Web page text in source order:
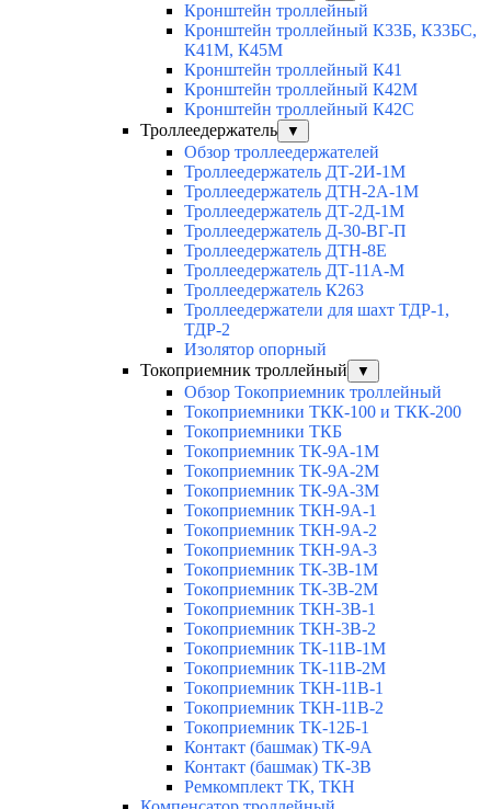
Кронштейн троллейный
Кронштейн троллейный К33Б, К33БС,
К41М, К45М
Кронштейн троллейный К41
Кронштейн троллейный К42М
Кронштейн троллейный К42С
Троллеедержатель
▼
Обзор троллеедержателей
Троллеедержатель ДТ-2И-1М
Троллеедержатель ДТН-2А-1М
Троллеедержатель ДТ-2Д-1М
Троллеедержатель Д-30-ВГ-П
Троллеедержатель ДТН-8Е
Троллеедержатель ДТ-11А-М
Троллеедержатель К263
Троллеедержатели для шахт ТДР-1,
ТДР-2
Изолятор опорный
Токоприемник троллейный
▼
Обзор Токоприемник троллейный
Токоприемники ТКК-100 и ТКК-200
Токоприемники ТКБ
Токоприемник ТК-9А-1М
Токоприемник ТК-9А-2М
Токоприемник ТК-9А-3М
Токоприемник ТКН-9А-1
Токоприемник ТКН-9А-2
Токоприемник ТКН-9А-3
Токоприемник ТК-3В-1М
Токоприемник ТК-3В-2М
Токоприемник ТКН-3В-1
Токоприемник ТКН-3В-2
Токоприемник ТК-11В-1М
Токоприемник ТК-11В-2М
Токоприемник ТКН-11В-1
Токоприемник ТКН-11В-2
Токоприемник ТК-12Б-1
Контакт (башмак) ТК-9А
Контакт (башмак) ТК-3В
Ремкомплект ТК, ТКН